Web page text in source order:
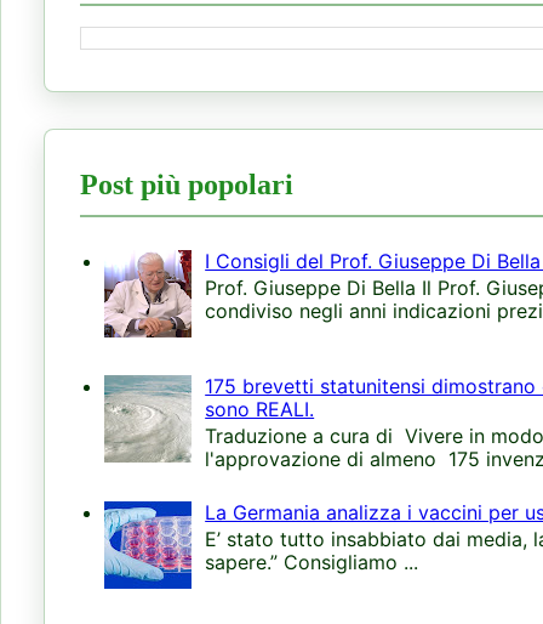
Post più popolari
I Consigli del Prof. Giuseppe Di
Prof. Giuseppe Di Bella Il Prof.
condiviso negli anni indicazioni
175 brevetti statunitensi
sono REALI.
Traduzione a cura di Vivere in
l'approvazione di almeno 175
La Germania analizza i vaccini per
E’ stato tutto insabbiato dai media,
sapere.” Consigliamo ...